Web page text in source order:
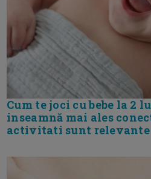
Cum te joci cu bebe la 2
inseamnă mai ales
activitati sunt relevante